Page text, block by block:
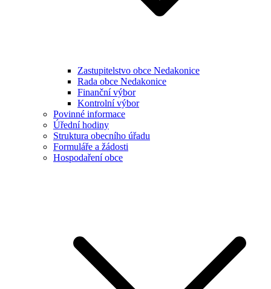
Zastupitelstvo obce Nedakonice
Rada obce Nedakonice
Finanční výbor
Kontrolní výbor
Povinné informace
Úřední hodiny
Struktura obecního úřadu
Formuláře a žádosti
Hospodaření obce